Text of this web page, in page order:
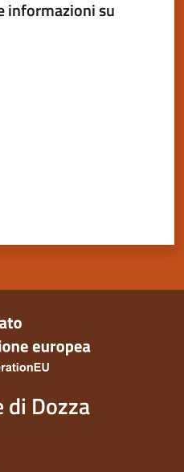
informazioni su
di Dozza